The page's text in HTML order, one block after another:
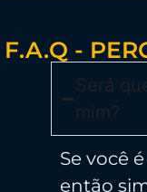
F.A.Q -
Será
mim?
Se você
então